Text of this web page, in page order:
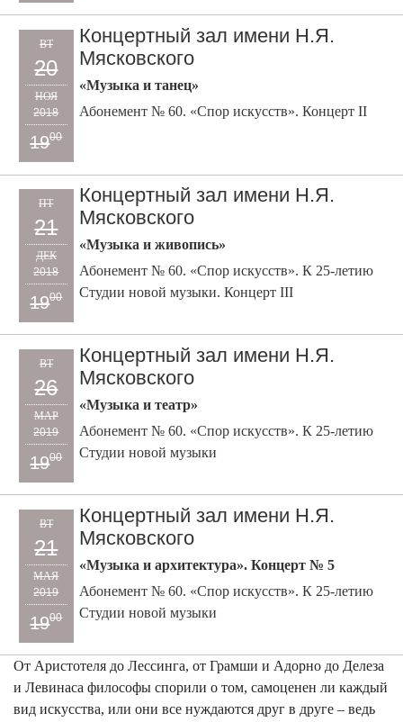
ВТ
20
НОЯ
2018
1900
Концертный зал имени Н.Я.
Мясковского
«Музыка и танец»
Абонемент № 60. «Спор искусств». Концерт II
ПТ
21
ДЕК
2018
1900
Концертный зал имени Н.Я.
Мясковского
«Музыка и живопись»
Абонемент № 60. «Спор искусств». К 25-летию
Студии новой музыки. Концерт III
ВТ
26
МАР
2019
1900
Концертный зал имени Н.Я.
Мясковского
«Музыка и театр»
Абонемент № 60. «Спор искусств». К 25-летию
Студии новой музыки
ВТ
21
МАЯ
2019
1900
Концертный зал имени Н.Я.
Мясковского
«Музыка и архитектура». Концерт № 5
Абонемент № 60. «Спор искусств». К 25-летию
Студии новой музыки
От Аристотеля до Лессинга, от Грамши и Адорно до Делеза
и Левинаса философы спорили о том, самоценен ли каждый
вид искусства, или они все нуждаются друг в друге – ведь